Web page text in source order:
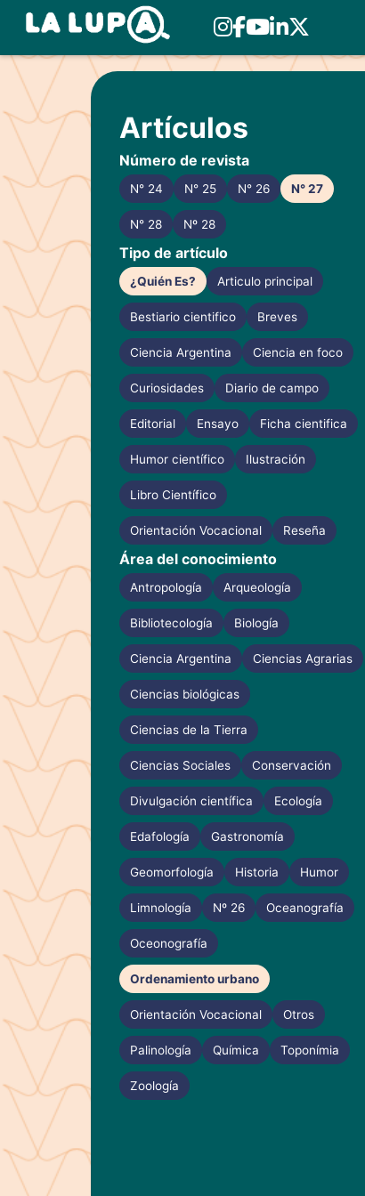
Skip
content
Artículos
Número de revista
N° 24 N° 25 N° 26 N° 27
N° 28 Nº 28
Tipo de artículo
¿Quién Es? Articulo principal
Bestiario cientifico Breves
Ciencia Argentina Ciencia en foco
Curiosidades Diario de campo
Editorial Ensayo Ficha cientifica
Humor científico Ilustración
Libro Científico
Orientación Vocacional Reseña
Área del conocimiento
Antropología Arqueología
Bibliotecología Biología
Ciencia Argentina Ciencias Agrarias
Ciencias biológicas
Ciencias de la Tierra
Ciencias Sociales Conservación
Divulgación científica Ecología
Edafología Gastronomía
Geomorfología Historia Humor
Limnología Nº 26 Oceanografía
Oceonografía
Ordenamiento urbano
Orientación Vocacional Otros
Palinología Química Toponímia
Zoología